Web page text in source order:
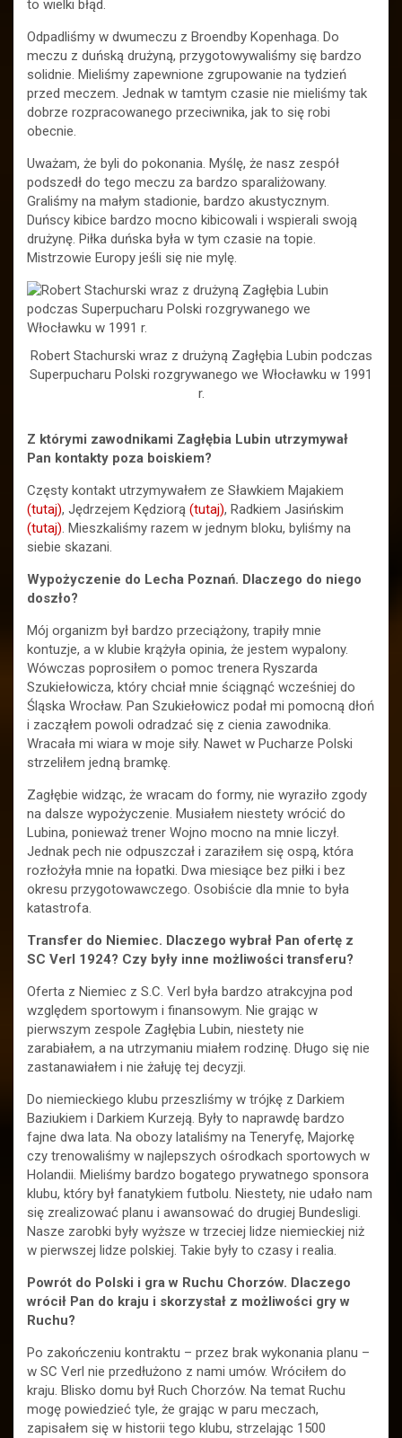
to wielki błąd.
Odpadliśmy w dwumeczu z Broendby Kopenhaga. Do
meczu z duńską drużyną, przygotowywaliśmy się bardzo
solidnie. Mieliśmy zapewnione zgrupowanie na tydzień
przed meczem. Jednak w tamtym czasie nie mieliśmy tak
dobrze rozpracowanego przeciwnika, jak to się robi
obecnie.
Uważam, że byli do pokonania. Myślę, że nasz zespół
podszedł do tego meczu za bardzo sparaliżowany.
Graliśmy na małym stadionie, bardzo akustycznym.
Duńscy kibice bardzo mocno kibicowali i wspierali swoją
drużynę. Piłka duńska była w tym czasie na topie.
Mistrzowie Europy jeśli się nie mylę.
Robert Stachurski wraz z drużyną Zagłębia Lubin podczas
Superpucharu Polski rozgrywanego we Włocławku w 1991
r.
Z którymi zawodnikami Zagłębia Lubin utrzymywał
Pan kontakty poza boiskiem?
Częsty kontakt utrzymywałem ze Sławkiem Majakiem
(tutaj), Jędrzejem Kędziorą (tutaj), Radkiem Jasińskim
(tutaj). Mieszkaliśmy razem w jednym bloku, byliśmy na
siebie skazani.
Wypożyczenie do Lecha Poznań. Dlaczego do niego
doszło?
Mój organizm był bardzo przeciążony, trapiły mnie
kontuzje, a w klubie krążyła opinia, że jestem wypalony.
Wówczas poprosiłem o pomoc trenera Ryszarda
Szukiełowicza, który chciał mnie ściągnąć wcześniej do
Śląska Wrocław. Pan Szukiełowicz podał mi pomocną dłoń
i zacząłem powoli odradzać się z cienia zawodnika.
Wracała mi wiara w moje siły. Nawet w Pucharze Polski
strzeliłem jedną bramkę.
Zagłębie widząc, że wracam do formy, nie wyraziło zgody
na dalsze wypożyczenie. Musiałem niestety wrócić do
Lubina, ponieważ trener Wojno mocno na mnie liczył.
Jednak pech nie odpuszczał i zaraziłem się ospą, która
rozłożyła mnie na łopatki. Dwa miesiące bez piłki i bez
okresu przygotowawczego. Osobiście dla mnie to była
katastrofa.
Transfer do Niemiec. Dlaczego wybrał Pan ofertę z
SC Verl 1924? Czy były inne możliwości transferu?
Oferta z Niemiec z S.C. Verl była bardzo atrakcyjna pod
względem sportowym i finansowym. Nie grając w
pierwszym zespole Zagłębia Lubin, niestety nie
zarabiałem, a na utrzymaniu miałem rodzinę. Długo się nie
zastanawiałem i nie żałuję tej decyzji.
Do niemieckiego klubu przeszliśmy w trójkę z Darkiem
Baziukiem i Darkiem Kurzeją. Były to naprawdę bardzo
fajne dwa lata. Na obozy lataliśmy na Teneryfę, Majorkę
czy trenowaliśmy w najlepszych ośrodkach sportowych w
Holandii. Mieliśmy bardzo bogatego prywatnego sponsora
klubu, który był fanatykiem futbolu. Niestety, nie udało nam
się zrealizować planu i awansować do drugiej Bundesligi.
Nasze zarobki były wyższe w trzeciej lidze niemieckiej niż
w pierwszej lidze polskiej. Takie były to czasy i realia.
Powrót do Polski i gra w Ruchu Chorzów. Dlaczego
wrócił Pan do kraju i skorzystał z możliwości gry w
Ruchu?
Po zakończeniu kontraktu – przez brak wykonania planu –
w SC Verl nie przedłużono z nami umów. Wróciłem do
kraju. Blisko domu był Ruch Chorzów. Na temat Ruchu
mogę powiedzieć tyle, że grając w paru meczach,
zapisałem się w historii tego klubu, strzelając 1500